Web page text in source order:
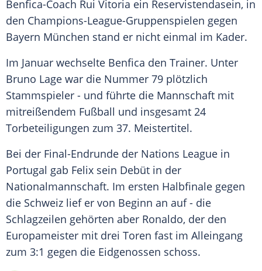
Benfica-Coach Rui Vitoria ein Reservistendasein, in
den Champions-League-Gruppenspielen gegen
Bayern München stand er nicht einmal im Kader.
Im Januar wechselte Benfica den Trainer. Unter
Bruno Lage war die Nummer 79 plötzlich
Stammspieler - und führte die Mannschaft mit
mitreißendem Fußball und insgesamt 24
Torbeteiligungen zum 37. Meistertitel.
Bei der Final-Endrunde der Nations League in
Portugal gab Felix sein Debüt in der
Nationalmannschaft. Im ersten Halbfinale gegen
die Schweiz lief er von Beginn an auf - die
Schlagzeilen gehörten aber Ronaldo, der den
Europameister mit drei Toren fast im Alleingang
zum 3:1 gegen die Eidgenossen schoss.